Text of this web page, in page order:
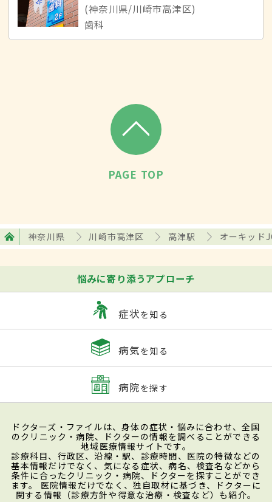
(神奈川県/川崎市高津区)
歯科
PAGE TOP
神奈川県 川崎市高津区 高津駅 オーキッド
悩みに寄り添うアプローチ
症状を知る
病気を知る
病院を探す
ドクターズ・ファイルは、身体の症状・悩みに合わせ、全国
のクリニック・病院、ドクターの情報を調べることができる
地域医療情報サイトです。
診療科目、行政区、沿線・駅、診療時間、医院の特徴などの
基本情報だけでなく、気になる症状、病名、検査名などから
条件に合ったクリニック・病院、ドクターを探すことができ
ます。 医院情報だけでなく、独自取材に基づき、ドクターに
関する情報（診療方針や得意な治療・検査など）も紹介。